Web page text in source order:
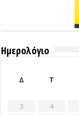
Ημερολόγιο
Δ
Τ
3
4